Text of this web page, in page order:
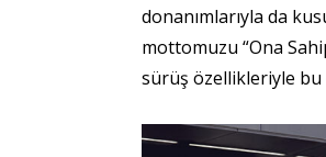
donanımlarıyla da
mottomuzu “Ona
sürüş özellikleriyle bu